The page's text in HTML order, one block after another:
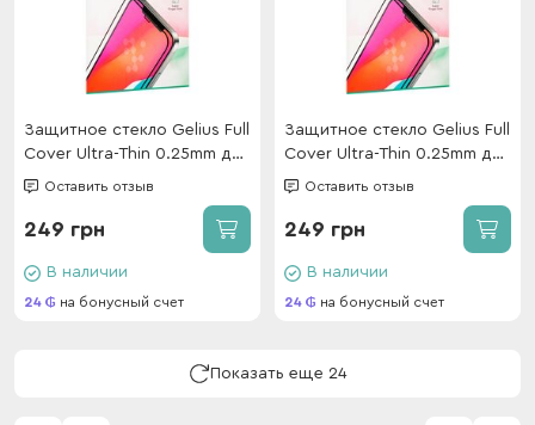
Защитное стекло Gelius Full
Cover Ultra-Thin 0.25mm для
Oppo Reno 13F 4G Black
Оставить отзыв
249 грн
В наличии
24 на бонусный счет
Защитное стекло Gelius Full
Cover Ultra-Thin 0.25mm для
Oppo A5 Pro 4G Black
Оставить отзыв
249 грн
В наличии
24 на бонусный счет
Показать еще 24